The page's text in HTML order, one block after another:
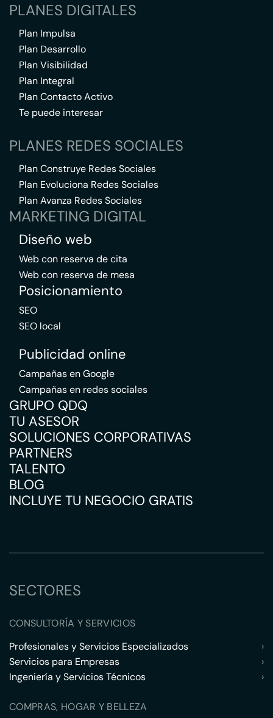
PLANES DIGITALES
Plan Impulsa
Plan Desarrollo
Plan Visibilidad
Plan Integral
Plan Contacto Activo
Te puede interesar
PLANES REDES SOCIALES
Plan Construye Redes Sociales
Plan Evoluciona Redes Sociales
Plan Avanza Redes Sociales
MARKETING DIGITAL
Diseño web
Web con reserva de cita
Web con reserva de mesa
Posicionamiento
SEO
SEO local
Publicidad online
Campañas en Google
Campañas en redes sociales
GRUPO QDQ
TU ASESOR
SOLUCIONES CORPORATIVAS
PARTNERS
TALENTO
BLOG
INCLUYE TU NEGOCIO GRATIS
SECTORES
CONSULTORÍA Y SERVICIOS
Profesionales y Servicios Especializados
›
Servicios para Empresas
›
Ingeniería y Servicios Técnicos
›
COMPRAS, HOGAR Y BELLEZA